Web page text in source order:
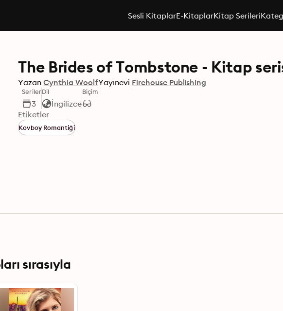
Sesli KitaplarE-KitaplarKitap Serileri
The Brides of Tombstone - Kitap
Yazan Cynthia WoolfYayınevi Firehouse Publishing
Seriler
3
Dil
İngilizce
Biçim
Etiketler
Kovboy Romantiği
sırasıyla